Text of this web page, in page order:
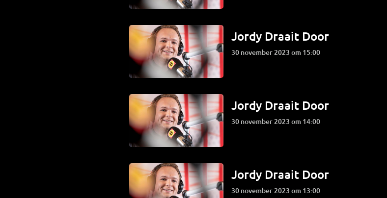
Jordy Draait Door
30 november 2023 om 15:00
Jordy Draait Door
30 november 2023 om 14:00
Jordy Draait Door
30 november 2023 om 13:00